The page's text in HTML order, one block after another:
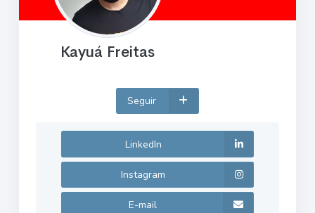
Kayuá Freitas
Seguir
LinkedIn
Instagram
E-mail